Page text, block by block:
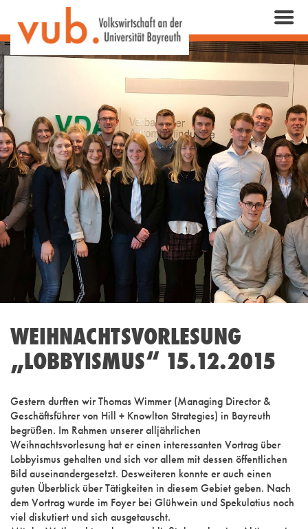
WEIHNACHTSVORLESUNG
„LOBBYISMUS“ 15.12.2015
Gestern durften wir Thomas Wimmer (Managing Director &
Geschäftsführer von Hill + Knowlton Strategies) in Bayreuth
begrüßen. Im Rahmen unserer alljährlichen
Weihnachtsvorlesung hat er einen interessanten Vortrag über
Lobbyismus gehalten und sich vor allem mit dessen öffentlichen
Bild auseinandergesetzt. Desweiteren konnte er auch einen
guten Überblick über Tätigkeiten in diesem Gebiet geben. Nach
dem Vortrag wurde im Foyer bei Glühwein und Spekulatius noch
viel diskutiert und sich ausgetauscht.